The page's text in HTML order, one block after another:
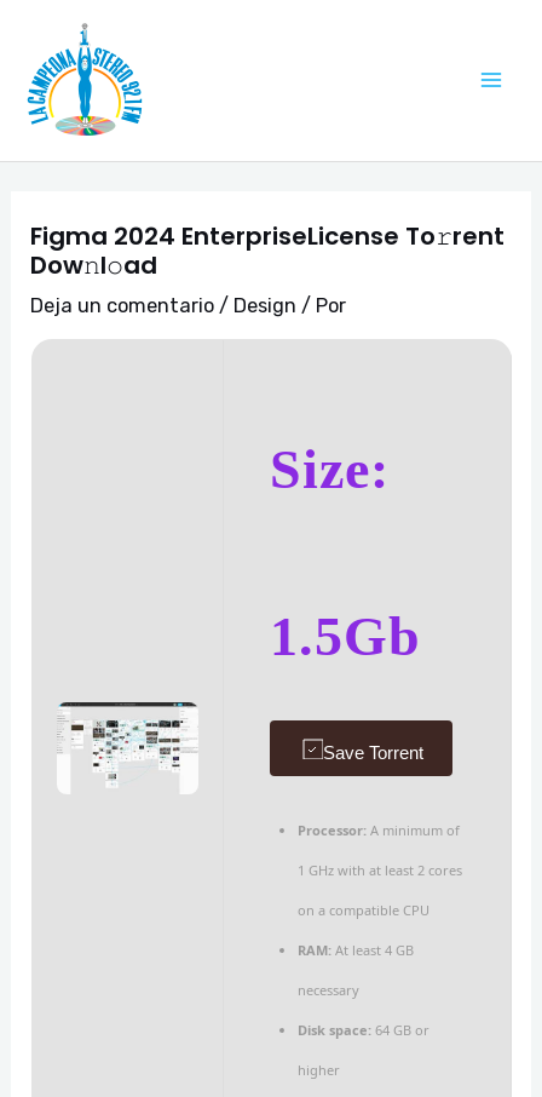
contenido
Figma 2024 EnterpriseLicense To𝚛rent
Dow𝚗l𝚘ad
Deja un comentario / Design / Por
Size:
1.5Gb
Save Torrent
Processor:A minimum of
1 GHz with at least 2 cores
on a compatible CPU
RAM:At least 4 GB
necessary
Disk space:64 GB or
higher
de
entradas